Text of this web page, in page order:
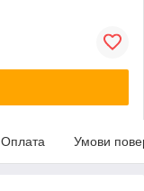
Оплата Умови